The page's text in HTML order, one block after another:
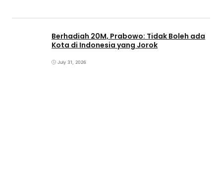
Berhadiah 20M, Prabowo: Tidak Boleh ada
Kota di Indonesia yang Jorok
July 31, 2026